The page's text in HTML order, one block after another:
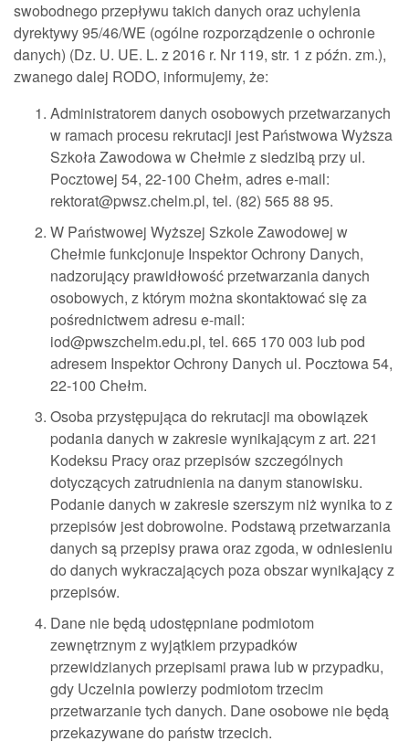
swobodnego przepływu takich danych oraz uchylenia
dyrektywy 95/46/WE (ogólne rozporządzenie o ochronie
danych) (Dz. U. UE. L. z 2016 r. Nr 119, str. 1 z późn. zm.),
zwanego dalej RODO, informujemy, że:
Administratorem danych osobowych przetwarzanych
w ramach procesu rekrutacji jest Państwowa Wyższa
Szkoła Zawodowa w Chełmie z siedzibą przy ul.
Pocztowej 54, 22-100 Chełm, adres e-mail:
rektorat@pwsz.chelm.pl, tel. (82) 565 88 95.
W Państwowej Wyższej Szkole Zawodowej w
Chełmie funkcjonuje Inspektor Ochrony Danych,
nadzorujący prawidłowość przetwarzania danych
osobowych, z którym można skontaktować się za
pośrednictwem adresu e-mail:
iod@pwszchelm.edu.pl, tel. 665 170 003 lub pod
adresem Inspektor Ochrony Danych ul. Pocztowa 54,
22-100 Chełm.
Osoba przystępująca do rekrutacji ma obowiązek
podania danych w zakresie wynikającym z art. 221
Kodeksu Pracy oraz przepisów szczególnych
dotyczących zatrudnienia na danym stanowisku.
Podanie danych w zakresie szerszym niż wynika to z
przepisów jest dobrowolne. Podstawą przetwarzania
danych są przepisy prawa oraz zgoda, w odniesieniu
do danych wykraczających poza obszar wynikający z
przepisów.
Dane nie będą udostępniane podmiotom
zewnętrznym z wyjątkiem przypadków
przewidzianych przepisami prawa lub w przypadku,
gdy Uczelnia powierzy podmiotom trzecim
przetwarzanie tych danych. Dane osobowe nie będą
przekazywane do państw trzecich.